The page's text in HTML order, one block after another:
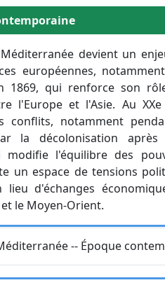
Méditerranée devient un
européennes,
1869, qui renforce son
l'Europe et l'Asie. Au
conflits, notamment
la décolonisation après
modifie l'équilibre des
un espace de tensions
d'échanges
le Moyen-Orient.
-- Époque